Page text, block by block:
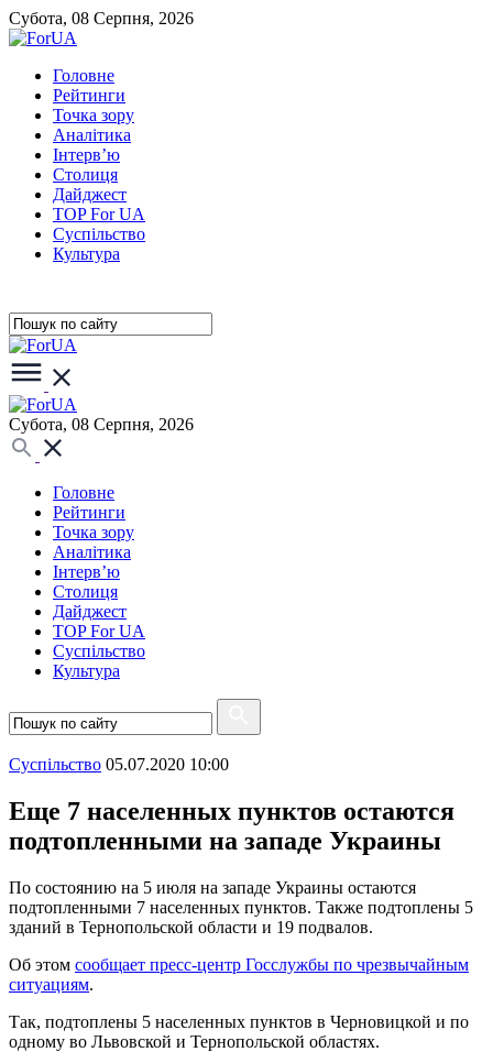
Субота, 08 Серпня, 2026
Головне
Рейтинги
Точка зору
Аналітика
Інтерв’ю
Столиця
Дайджест
TOP For UA
Суспiльство
Культура
Субота, 08 Серпня, 2026
Головне
Рейтинги
Точка зору
Аналітика
Інтерв’ю
Столиця
Дайджест
TOP For UA
Суспiльство
Культура
Суспiльство 05.07.2020 10:00
Еще 7 населенных пунктов остаются
подтопленными на западе Украины
По состоянию на 5 июля на западе Украины остаются
подтопленными 7 населенных пунктов. Также подтоплены 5
зданий в Тернопольской области и 19 подвалов.
Об этом сообщает пресс-центр Госслужбы по чрезвычайным
ситуациям.
Так, подтоплены 5 населенных пунктов в Черновицкой и по
одному во Львовской и Тернопольской областях.